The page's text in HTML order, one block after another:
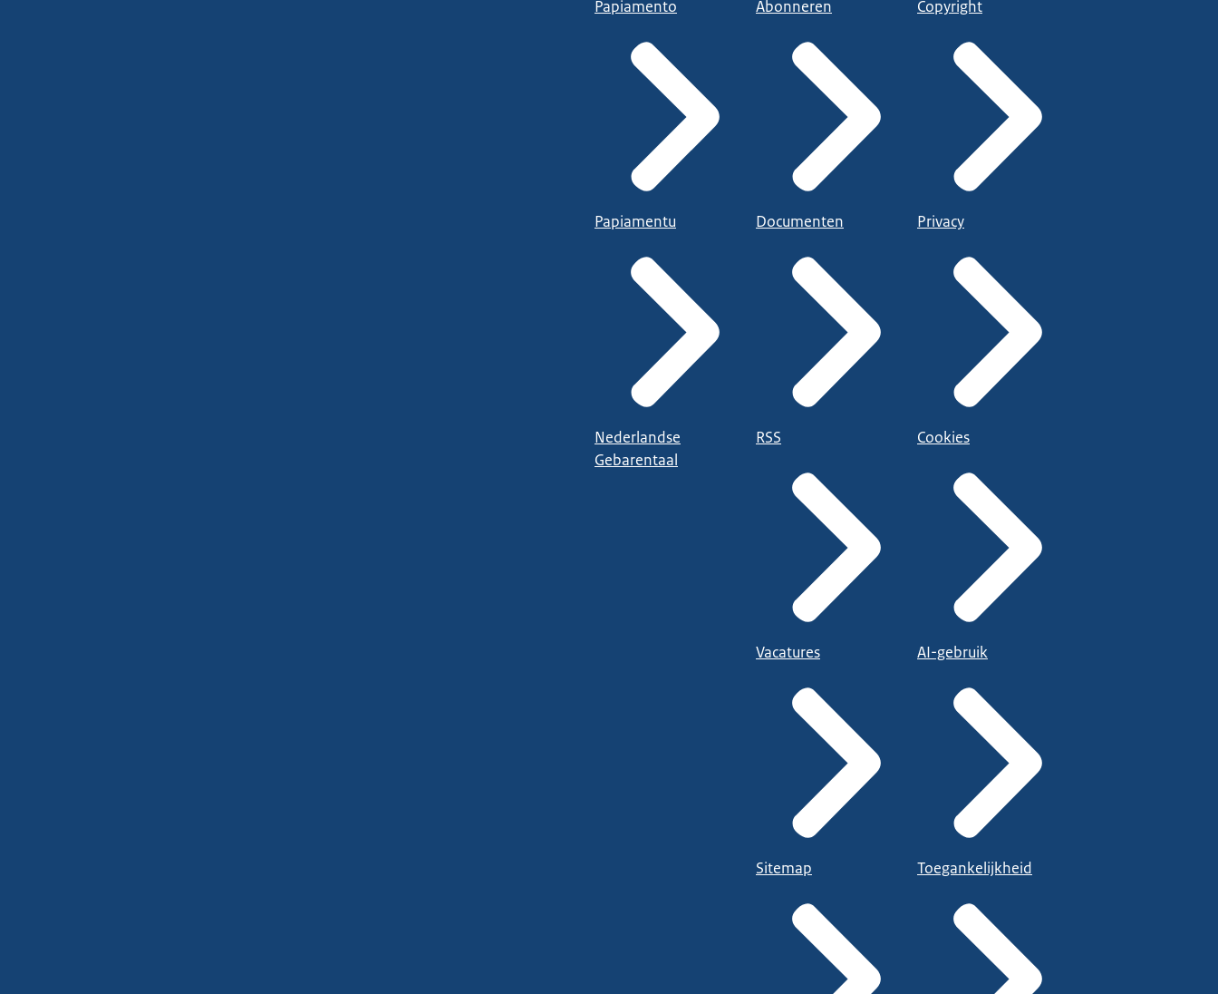
Papiamento
Papiamentu
Nederlandse
Gebarentaal
Abonneren
Documenten
RSS
Vacatures
Sitemap
Copyright
Privacy
Cookies
AI-gebruik
Toegankelijkheid